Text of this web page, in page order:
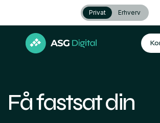
Privat Erhverv
Få fastsat din